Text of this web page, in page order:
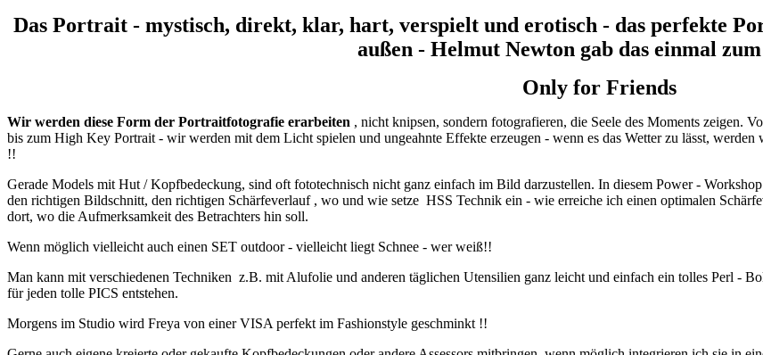
Das Portrait - mystisch, direkt, klar, hart, verspielt und erotisch - das perfekte
außen - Helmut Newton gab das einmal
Only for Friends
Wir werden diese Form der Portraitfotografie erarbeiten , nicht knipsen, sondern fotografieren, die Seele des Moments zeigen.
bis zum High Key Portrait - wir werden mit dem Licht spielen und ungeahnte Effekte erzeugen - wenn es das Wetter zu lässt,
!!
Gerade Models mit Hut / Kopfbedeckung, sind oft fototechnisch nicht ganz einfach im Bild darzustellen. In diesem Power -
den richtigen Bildschnitt, den richtigen Schärfeverlauf , wo und wie setze HSS Technik ein - wie erreiche ich einen optimalen
dort, wo die Aufmerksamkeit des Betrachters hin soll.
Wenn möglich vielleicht auch einen SET outdoor - vielleicht liegt Schnee - wer weiß!!
Man kann mit verschiedenen Techniken z.B. mit Alufolie und anderen täglichen Utensilien ganz leicht und einfach ein tolles Perl -
für jeden tolle PICS entstehen.
Morgens im Studio wird Freya von einer VISA perfekt im Fashionstyle geschminkt !!